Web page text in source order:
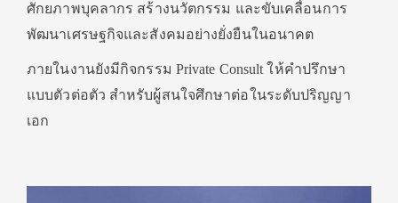
ศักยภาพบุคลากร สร้างนวัตกรรม และขับเคลื่อนการ
พัฒนาเศรษฐกิจและสังคมอย่างยั่งยืนในอนาคต
ภายในงานยังมีกิจกรรม Private Consult ให้คำปรึกษา
แบบตัวต่อตัว สำหรับผู้สนใจศึกษาต่อในระดับปริญญา
เอก